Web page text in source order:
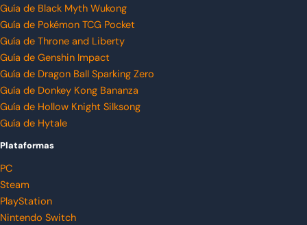
Guía de Black Myth Wukong
Guía de Pokémon TCG Pocket
Guía de Throne and Liberty
Guía de Genshin Impact
Guía de Dragon Ball Sparking Zero
Guía de Donkey Kong Bananza
Guía de Hollow Knight Silksong
Guía de Hytale
Plataformas
PC
Steam
PlayStation
Nintendo Switch